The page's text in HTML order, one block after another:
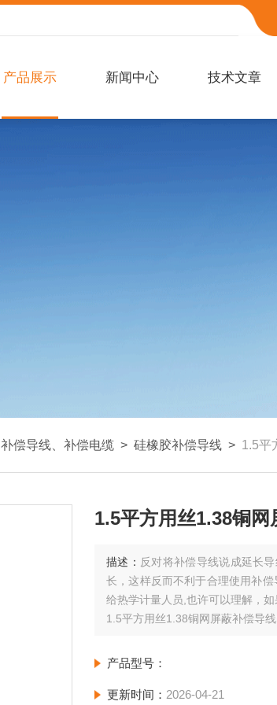
产品展示 新闻中心 技术文章
补偿导线、补偿电缆 > 硅橡胶补偿导线 > 1.5平
1.5平方用丝1.38铜
描述： 反对将补偿导线说成延长
长，这样反而不利于合理使用补
给热学计量人员,也许可以理解，
1.5平方用丝1.38铜网屏蔽补偿导
产品型号：
更新时间： 2026-04-21